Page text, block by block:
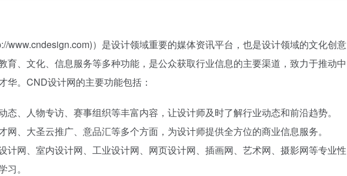
www.cndesign.com)）是设计领域重要的媒体资讯平台，也是设计领域的文化创意
育、文化、信息服务等多种功能，是公众获取行业信息的主要渠道，致力于推动中
华。CND设计网的主要功能包括：
、人物专访、赛事组织等丰富内容，让设计师及时了解行业动态和前沿趋势。
、大圣云推广、意品汇等多个方面，为设计师提供全方位的商业信息服务。
计网、室内设计网、工业设计网、网页设计网、插画网、艺术网、摄影网等专业性
。